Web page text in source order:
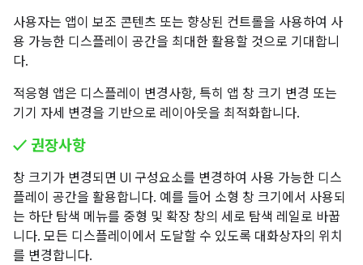
사용자는 앱이 보조 콘텐츠 또는 향상된 컨트롤을 사용하여 사
용 가능한 디스플레이 공간을 최대한 활용할 것으로 기대합니
다.
적응형 앱은 디스플레이 변경사항, 특히 앱 창 크기 변경 또는
기기 자세 변경을 기반으로 레이아웃을 최적화합니다.
✓ 권장사항
창 크기가 변경되면 UI 구성요소를 변경하여 사용 가능한 디스
플레이 공간을 활용합니다. 예를 들어 소형 창 크기에서 사용되
는 하단 탐색 메뉴를 중형 및 확장 창의 세로 탐색 레일로 바꿉
니다. 모든 디스플레이에서 도달할 수 있도록 대화상자의 위치
를 변경합니다.